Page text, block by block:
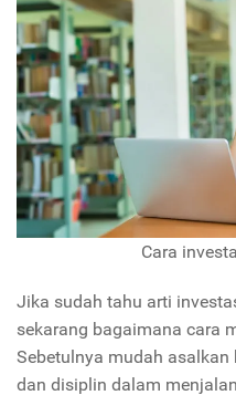
Cara
Jika sudah tahu arti
sekarang bagaimana cara
Sebetulnya mudah
dan disiplin dalam